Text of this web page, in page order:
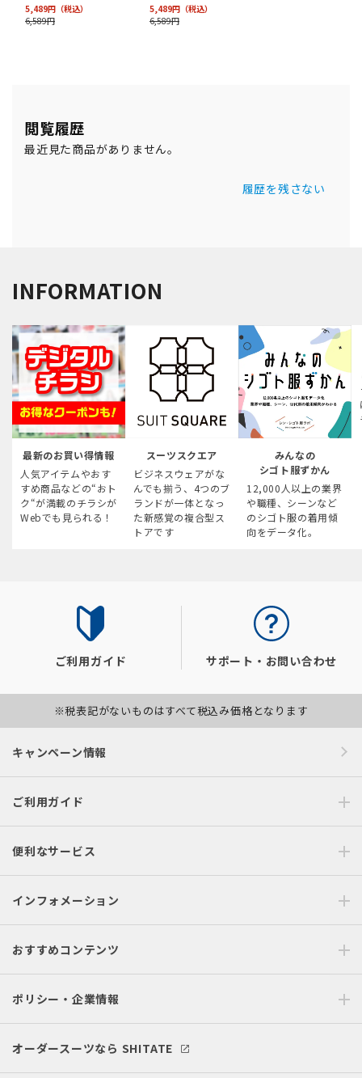
閲覧履歴
最近見た商品がありません。
履歴を残さない
INFORMATION
最新のお買い得情報
人気アイテムやおす
すめ商品などの“おト
ク“が満載のチラシが
Webでも見られる！
スーツスクエア
ビジネスウェアがな
んでも揃う、4つのブ
ランドが一体となっ
た新感覚の複合型ス
トアです
みんなの
シゴト服ずかん
12,000人以上の業界
や職種、シーンなど
のシゴト服の着用傾
向をデータ化。
ご利用ガイド サポート・お問い合わせ
※税表記がないものはすべて税込み価格となります
キャンペーン情報
ご利用ガイド
便利なサービス
インフォメーション
おすすめコンテンツ
ポリシー・企業情報
オーダースーツなら SHITATE